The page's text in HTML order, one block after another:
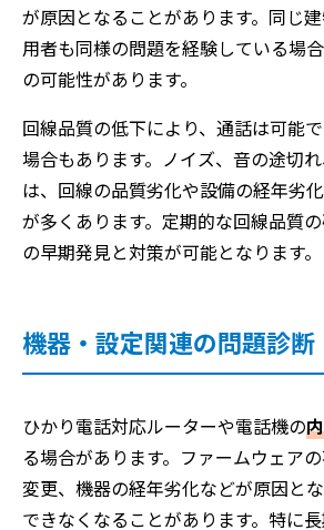
が原因となることがあります。同じ
用者も同様の問題を経験している場
の可能性があります。
回線品質の低下により、通話は可能
場合もあります。ノイズ、音の途切
は、回線の品質劣化や設備の経年劣
が多くあります。定期的な回線品質
の早期発見と対策が可能となります。
機器・設定関連の問題診断
ひかり電話対応ルーターや電話機の
る場合があります。ファームウェア
変更、機器の経年劣化などが原因と
できなくなることがあります。特に